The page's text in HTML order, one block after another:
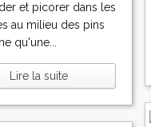
et picorer dans les
au milieu des pins
qu'une...
Lire la suite